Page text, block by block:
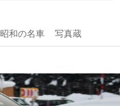
昭和の名車 写真蔵